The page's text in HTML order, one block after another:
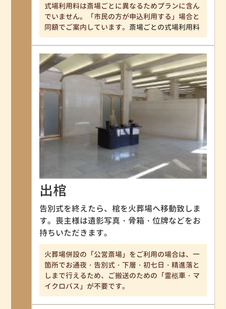
式場利用料は斎場ごとに異なるためプランに含ん
でいません。「市民の方が申込利用する」場合と
同額でご案内しています。 斎場ごとの式場利用料
出棺
告別式を終えたら、棺を火葬場へ移動致しま
す。喪主様は遺影写真・骨箱・位牌などをお
持ちいただきます。
火葬場併設の「公営斎場」をご利用の場合は、一
箇所でお通夜・告別式・下層・初七日・精進落と
しまで行えるため、ご搬送のための「霊柩車・マ
イクロバス」が不要です。